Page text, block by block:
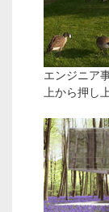
エンジニア
上から押し